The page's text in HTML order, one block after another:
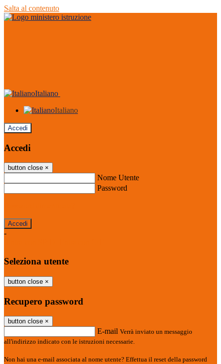
Salta al contenuto
Italiano
Italiano
Accedi
Accedi
button close ×
Nome Utente
Password
-
Seleziona utente
button close ×
Recupero password
button close ×
E-mail Verrà inviato un messaggio
all'indirizzo indicato con le istruzioni necessarie.
Non hai una e-mail associata al nome utente? Effettua il reset della password